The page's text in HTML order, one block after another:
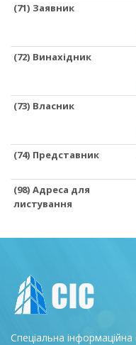
(71) Заявник
(72) Винахідник
(73) Власник
(74) Представник
(98) Адреса для
листування
Спеціальна